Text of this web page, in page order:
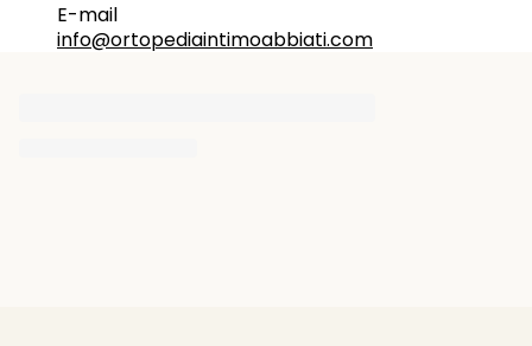
E-mail
info@ortopediaintimoabbiati.com